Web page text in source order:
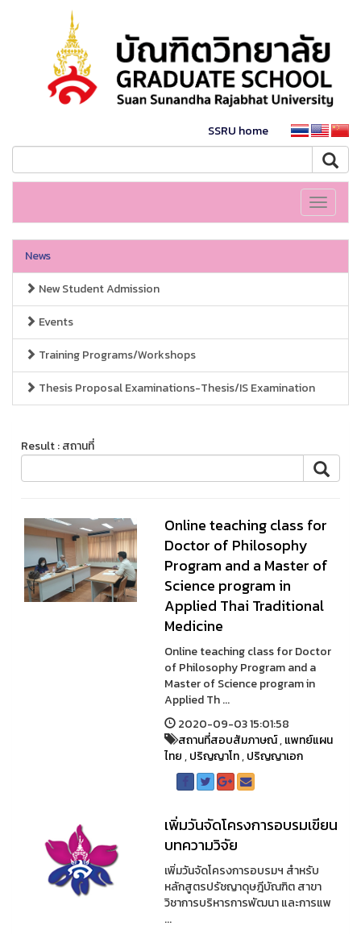
SSRU home
Toggle
News
New Student Admission
Events
Training Programs/Workshops
Thesis Proposal Examinations-Thesis/IS Examination
Result : สถานที่
Online teaching class for
Doctor of Philosophy
Program and a Master of
Science program in
Applied Thai Traditional
Medicine
Online teaching class for Doctor
of Philosophy Program and a
Master of Science program in
Applied Th ...
2020-09-03 15:01:58
สถานที่สอบสัมภาษณ์,แพทย์แผน
ไทย,ปริญญาโท,ปริญญาเอก
เพิ่มวันจัดโครงการอบรมเขียน
บทความวิจัย
เพิ่มวันจัดโครงการอบรมฯ สำหรับ
หลักสูตรปรัชญาดุษฎีบัณฑิต สาขา
วิชาการบริหารการพัฒนา และการแพ
...